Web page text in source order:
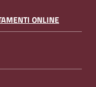
ONLINE